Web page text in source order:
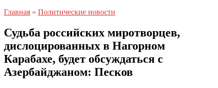
Главная » Политические новости
Судьба российских миротворцев,
дислоцированных в Нагорном
Карабахе, будет обсуждаться с
Азербайджаном: Песков